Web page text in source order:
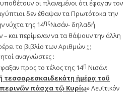
οι πλανεμένοι ότι έφαγαν τον
δεν έθαψαν τα Πρωτότοκα την
νύχτα της 14ηςΝισάν- δηλαδή
– και περίμεναν να τα θάψουν την άλλη
το βιβλίο των Αριθμών ;;;
αναγνώστες :
προς το τέλος της 14η Νισάν:
τεσσαρεσκαιδεκάτῃ ἡμέρᾳ τοῦ
πάσχα τῷ Κυρίῳ» Λευϊτικόν